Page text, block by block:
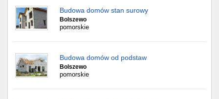
Budowa domów stan surowy
Bolszewo
pomorskie
Budowa domów od podstaw
Bolszewo
pomorskie